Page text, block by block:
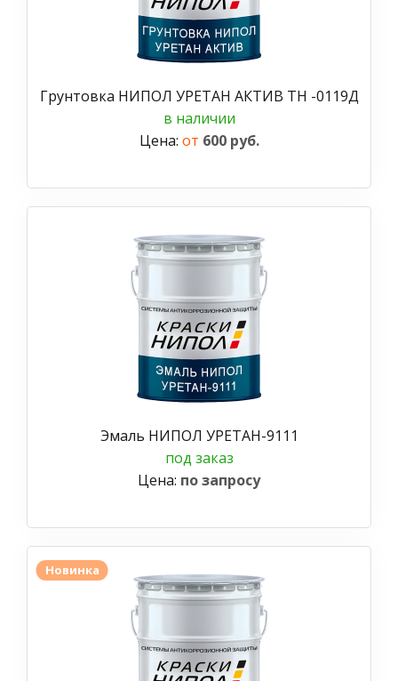
Грунтовка НИПОЛ УРЕТАН АКТИВ ТН -0119Д
в наличии
Цена: от 600 руб.
Эмаль НИПОЛ УРЕТАН-9111
под заказ
Цена: по запросу
Новинка